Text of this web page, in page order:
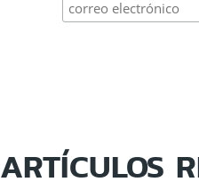
ARTÍCULOS